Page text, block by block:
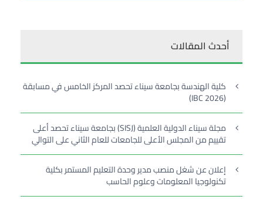
أحدث المقالات
كلية الهندسة بجامعة سيناء تحصد المركز الخامس في مسابقة
(IBC 2026)
مجلة سيناء الدولية العلمية (SISJ) بجامعة سيناء تحصد أعلى
تقييم من المجلس الأعلى للجامعات للعام الثاني على التوالي
إعلان عن شغل منصب مدير وحدة التعليم المستمر بكلية
تكنولوجيا المعلومات وعلوم الحاسب